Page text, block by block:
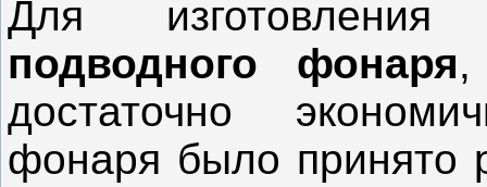
Для
подводного фонаря,
достаточно
фонаря было принято